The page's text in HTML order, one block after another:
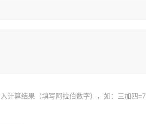
计算结果（填写阿拉伯数字），如：三加四=7